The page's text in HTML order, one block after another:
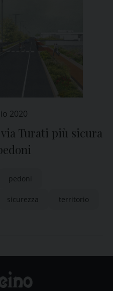
2020
Turati più sicura
pedoni
sicurezza territorio